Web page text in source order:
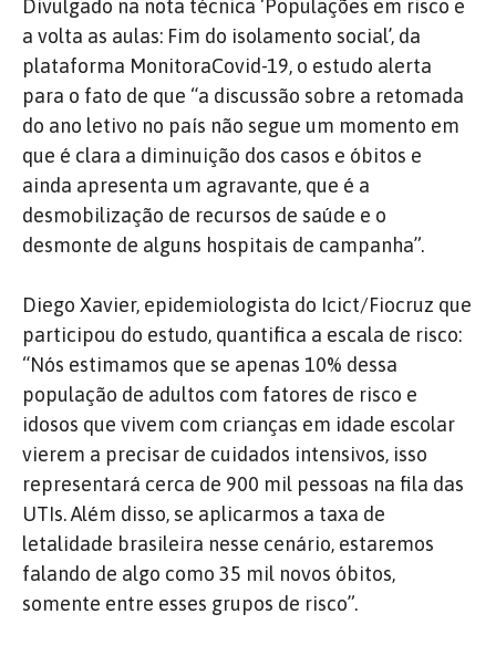
Divulgado na nota técnica ‘Populações em risco e
a volta as aulas: Fim do isolamento social’, da
plataforma MonitoraCovid-19, o estudo alerta
para o fato de que “a discussão sobre a retomada
do ano letivo no país não segue um momento em
que é clara a diminuição dos casos e óbitos e
ainda apresenta um agravante, que é a
desmobilização de recursos de saúde e o
desmonte de alguns hospitais de campanha”.
Diego Xavier, epidemiologista do Icict/Fiocruz que
participou do estudo, quantifica a escala de risco:
“Nós estimamos que se apenas 10% dessa
população de adultos com fatores de risco e
idosos que vivem com crianças em idade escolar
vierem a precisar de cuidados intensivos, isso
representará cerca de 900 mil pessoas na fila das
UTIs. Além disso, se aplicarmos a taxa de
letalidade brasileira nesse cenário, estaremos
falando de algo como 35 mil novos óbitos,
somente entre esses grupos de risco”.